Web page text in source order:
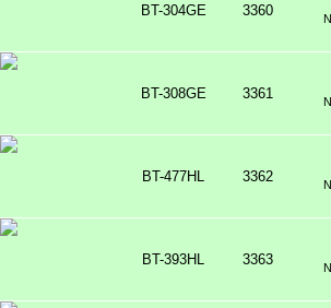
BT-304GE 3360
BT-308GE 3361
BT-477HL 3362
BT-393HL 3363